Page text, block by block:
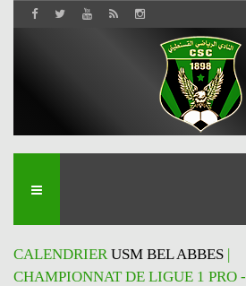
CALENDRIERUSM BEL ABBES |
CHAMPIONNAT DE LIGUE 1 PRO -